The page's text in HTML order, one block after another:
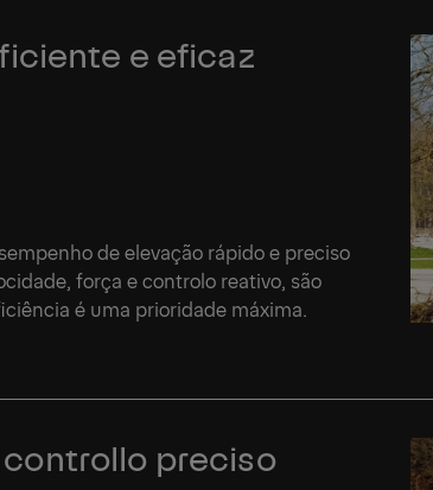
e eficaz
de elevação rápido e preciso
força e controlo reativo, são
é uma prioridade máxima.
preciso